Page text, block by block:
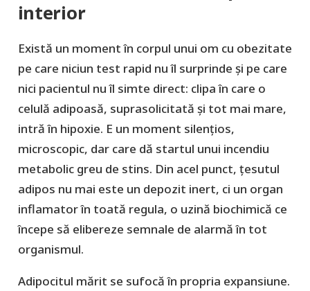
interior
Există un moment în corpul unui om cu obezitate
pe care niciun test rapid nu îl surprinde și pe care
nici pacientul nu îl simte direct: clipa în care o
celulă adipoasă, suprasolicitată și tot mai mare,
intră în hipoxie. E un moment silențios,
microscopic, dar care dă startul unui incendiu
metabolic greu de stins. Din acel punct, țesutul
adipos nu mai este un depozit inert, ci un organ
inflamator în toată regula, o uzină biochimică ce
începe să elibereze semnale de alarmă în tot
organismul.
Adipocitul mărit se sufocă în propria expansiune.